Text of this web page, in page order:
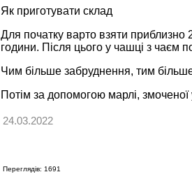
Як приготувати склад
Для початку варто взяти приблизно
години. Після цього у чашці з чаєм
Чим більше забруднення, тим
Потім за допомогою марлі,
24.03.2022
Переглядів: 1691